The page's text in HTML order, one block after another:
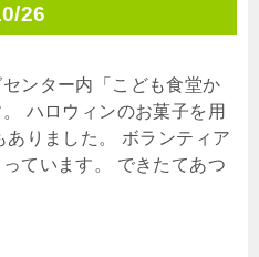
26
ンター内「こども食堂か
ハロウィンのお菓子を用
りました。 ボランティア
ています。 できたてあつ